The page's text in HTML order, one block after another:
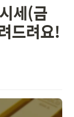
세(금
드려요!